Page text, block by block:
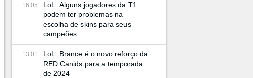
16:05
LoL: Alguns jogadores da T1
podem ter problemas na
escolha de skins para seus
campeões
13:01
LoL: Brance é o novo reforço da
RED Canids para a temporada
de 2024